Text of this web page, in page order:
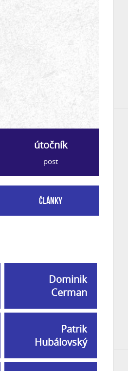
útočník
post
Články
Dominik
Cerman
Patrik
Hubálovský